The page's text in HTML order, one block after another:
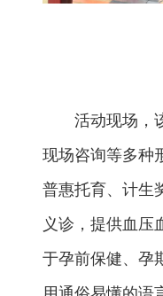
活动现场，
现场咨询等多种
普惠托育、计生
义诊，提供血压
于孕前保健、孕